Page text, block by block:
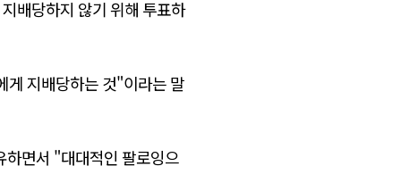
배당하지 않기 위해 투표하
게 지배당하는 것"이라는 말
하면서 "대대적인 팔로잉으